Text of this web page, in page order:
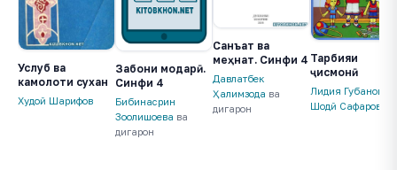
Услуб ва
камолоти сухан
Худоӣ Шарифов
Забони модарӣ.
Синфи 4
Бибинасрин
Зоолишоева ва
дигарон
Санъат ва
меҳнат. Синфи 4
Давлатбек
Ҳалимзода ва
дигарон
Тарбияи
ҷисмонӣ
Лидия Губанова
Шодӣ Сафаров